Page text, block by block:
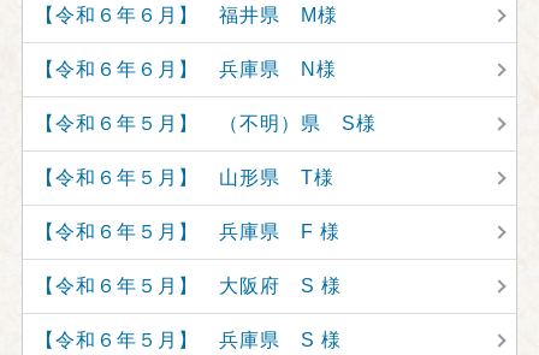
【令和６年６月】 福井県 M様
【令和６年６月】 兵庫県 N様
【令和６年５月】 （不明）県 S様
【令和６年５月】 山形県 T様
【令和６年５月】 兵庫県 F 様
【令和６年５月】 大阪府 S 様
【令和６年５月】 兵庫県 S 様